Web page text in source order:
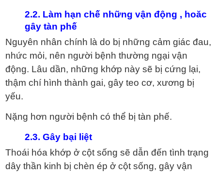
2.2. Làm hạn chế những vận động , hoăc
gây tàn phế
Nguyên nhân chính là do bị những cảm giác đau,
nhức mỏi, nên người bệnh thường ngại vận
động. Lâu dần, những khớp này sẽ bị cứng lại,
thậm chí hình thành gai, gây teo cơ, xương bị
yếu.
Nặng hơn người bệnh có thể bị tàn phế.
2.3. Gây bại liệt
Thoái hóa khớp ở cột sống sẽ dẫn đến tình trạng
dây thần kinh bị chèn ép ở cột sống, gây vận